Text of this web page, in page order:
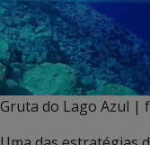
Gruta do Lago Azul |